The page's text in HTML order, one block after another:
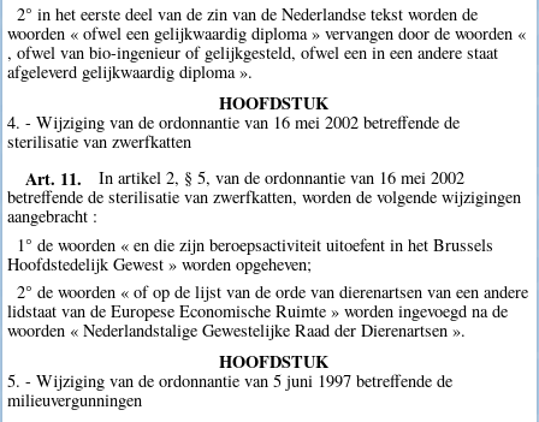
2° in het eerste deel van de zin van de Nederlandse tekst worden de
woorden « ofwel een gelijkwaardig diploma » vervangen door de woorden «
, ofwel van bio-ingenieur of gelijkgesteld, ofwel een in een andere staat
afgeleverd gelijkwaardig diploma ».
HOOFDSTUK
4. - Wijziging van de ordonnantie van 16 mei 2002 betreffende de
sterilisatie van zwerfkatten
Art. 11.
In artikel 2, § 5, van de ordonnantie van 16 mei 2002
betreffende de sterilisatie van zwerfkatten, worden de volgende wijzigingen
aangebracht :
1° de woorden « en die zijn beroepsactiviteit uitoefent in het Brussels
Hoofdstedelijk Gewest » worden opgeheven;
2° de woorden « of op de lijst van de orde van dierenartsen van een andere
lidstaat van de Europese Economische Ruimte » worden ingevoegd na de
woorden « Nederlandstalige Gewestelijke Raad der Dierenartsen ».
HOOFDSTUK
5. - Wijziging van de ordonnantie van 5 juni 1997 betreffende de
milieuvergunningen